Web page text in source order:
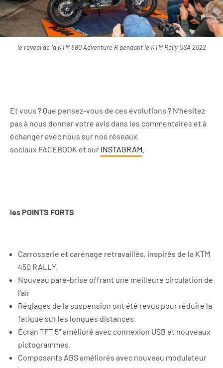
le reveal de la KTM 890 Adventure R pendant le KTM Rally USA 2022
Et vous ? Que pensez-vous de ces évolutions ? N’hésitez
pas à nous donner votre avis dans les commentaires et à
échanger avec nous sur nos réseaux
sociaux FACEBOOK et sur INSTAGRAM
les POINTS FORTS
Carrosserie et carénage retravaillés, inspirés de la KTM
450 RALLY.
Nouveau pare-brise offrant une meilleure circulation de
l’air
Réglages de la suspension ont été revus pour réduire la
fatigue sur les longues distances.
Écran TFT 5″ amélioré avec connexion USB et nouveaux
pictogrammes.
Composants ABS améliorés avec nouveau modulateur